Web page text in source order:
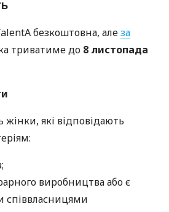
безкоштовна, алеза
триватиме до 8 листопада
які відповідають
виробництва або є
співвласницями